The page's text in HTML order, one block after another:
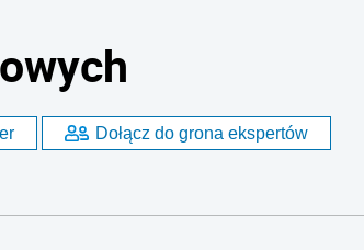
Dołącz do grona ekspertów